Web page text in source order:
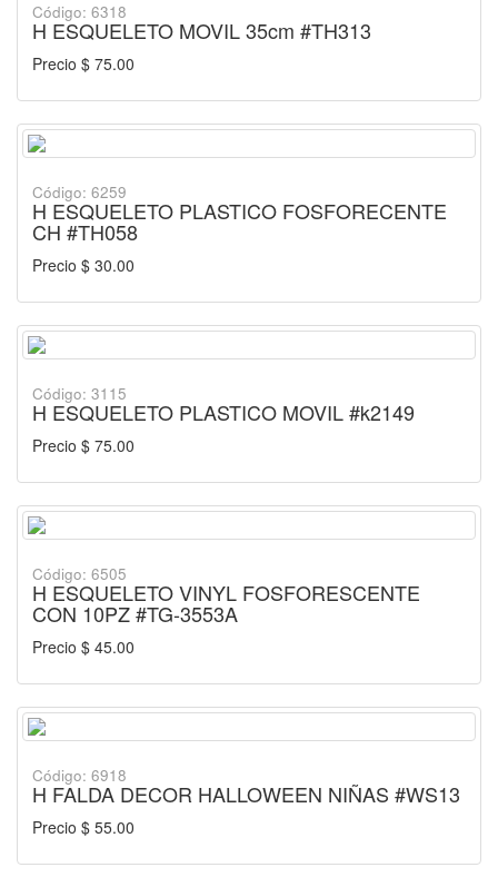
Código: 6318
H ESQUELETO MOVIL 35cm #TH313
Precio $ 75.00
Código: 6259
H ESQUELETO PLASTICO FOSFORECENTE
CH #TH058
Precio $ 30.00
Código: 3115
H ESQUELETO PLASTICO MOVIL #k2149
Precio $ 75.00
Código: 6505
H ESQUELETO VINYL FOSFORESCENTE
CON 10PZ #TG-3553A
Precio $ 45.00
Código: 6918
H FALDA DECOR HALLOWEEN NIÑAS #WS13
Precio $ 55.00